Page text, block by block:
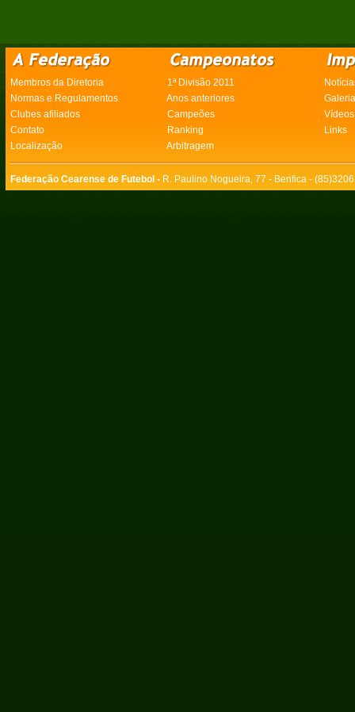
Membros da Diretoria 1ª Divisão 2011
Normas e Regulamentos
Anos anteriores
Clubes afiliados
Campeões
Vídeos
Contato
Ranking
Links
Localização
Arbitragem
Federação Cearense de Futebol - R. Paulino Nogueira, 77 - Benfica -